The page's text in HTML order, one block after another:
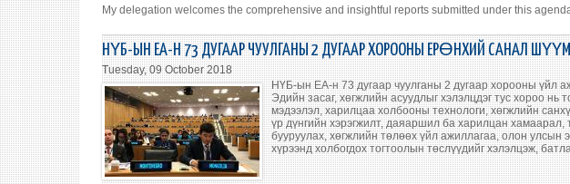
My delegation welcomes the comprehensive and insightful reports submitted under this
НҮБ-ЫН ЕА-Н 73 ДУГААР ЧУУЛГАНЫ 2 ДУГААР ХОРООНЫ ЕРӨНХИЙ САНАЛ
Tuesday, 09 October 2018
НҮБ-ын ЕА-н 73 дугаар чуулганы 2 дугаар хорооны үйл
Эдийн засаг, хөгжлийн асуудлыг хэлэлцдэг тус хороо нь
мэдээлэл, харилцаа холбооны технологи, хөгжлийн
үр дүнгийн хэрэгжилт, даяаршил ба харилцан хамаарал,
бууруулах, хөгжлийн төлөөх үйл ажиллагаа, олон улсын
хүрээнд холбогдох тогтоолын төслүүдийг хэлэлцэж,